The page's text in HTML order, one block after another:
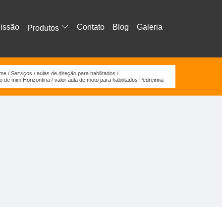
Produtos Contato Blog Galeria
Serviços
aulas de direção para habilitados
de mim Horizontina
valor aula de moto para habilitados Pedreirina